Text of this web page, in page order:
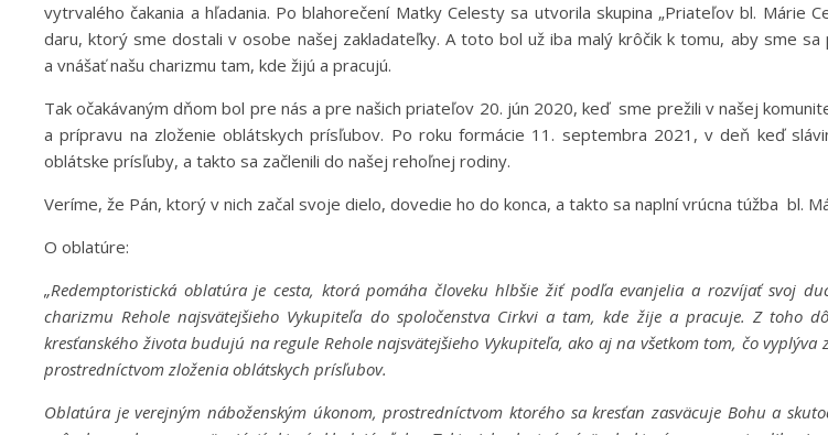
vytrvalého čakania a hľadania. Po blahorečení Matky Celesty sa utvorila skupina „Priateľov bl.
daru, ktorý sme dostali v osobe našej zakladateľky. A toto bol už iba malý krôčik k tomu, aby sme
a vnášať našu charizmu tam, kde žijú a pracujú.
Tak očakávaným dňom bol pre nás a pre našich priateľov 20. jún 2020, keď sme prežili v našej
a prípravu na zloženie oblátskych prísľubov. Po roku formácie 11. septembra 2021, v deň keď
oblátske prísľuby, a takto sa začlenili do našej rehoľnej rodiny.
Veríme, že Pán, ktorý v nich začal svoje dielo, dovedie ho do konca, a takto sa naplní vrúcna túžba bl.
O oblatúre:
„Redemptoristická oblatúra je cesta, ktorá pomáha človeku hlbšie žiť podľa evanjelia a rozvíjať svoj
charizmu Rehole najsvätejšieho Vykupiteľa do spoločenstva Cirkvi a tam, kde žije a pracuje. Z
kresťanského života budujú na regule Rehole najsvätejšieho Vykupiteľa, ako aj na všetkom tom, čo
prostredníctvom zloženia oblátskych prísľubov.
Oblatúra je verejným náboženským úkonom, prostredníctvom ktorého sa kresťan zasväcuje Bohu a